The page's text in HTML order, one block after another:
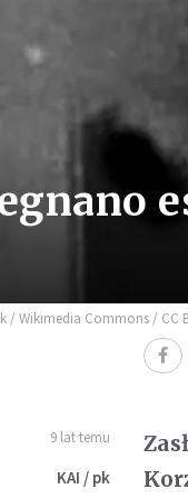
/ Wikimedia Commons / CC
9 lat temu
KAI / pk